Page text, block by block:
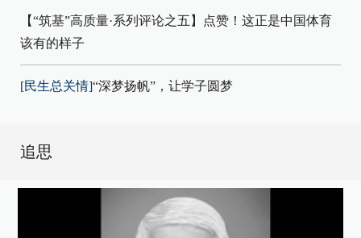
【“筑基”高质量·系列评论之五】点赞！这正是中国体育
该有的样子
[民生总关情]“深梦扬帆”，让学子圆梦
追思